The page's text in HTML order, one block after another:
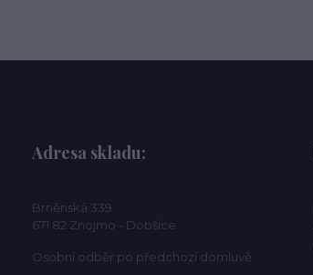
Adresa skladu:
Brněnská 339
671 82 Znojmo - Dobšice
Osobní odběr po předchozí domluvě.